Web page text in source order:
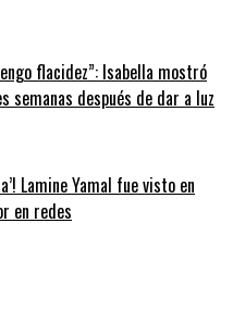
flacidez”: Isabella mostró
semanas después de dar a luz
Lamine Yamal fue visto en
en redes